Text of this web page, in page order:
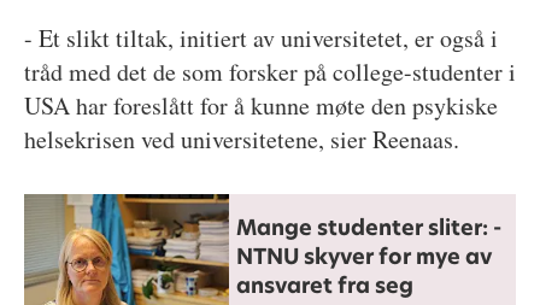
- Et slikt tiltak, initiert av universitetet, er også i
tråd med det de som forsker på college-studenter i
USA har foreslått for å kunne møte den psykiske
helsekrisen ved universitetene, sier Reenaas.
Mange studenter sliter: -
NTNU skyver for mye av
ansvaret fra seg